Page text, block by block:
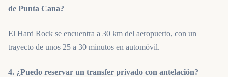
de Punta Cana?
El Hard Rock se encuentra a 30 km del aeropuerto, con un
trayecto de unos 25 a 30 minutos en automóvil.
4. ¿Puedo reservar un transfer privado con antelación?